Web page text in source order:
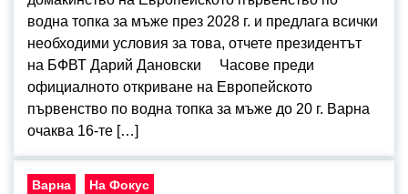
водна топка за мъже през 2028 г. и предлага всички
необходими условия за това, отчете президентът
на БФВТ Дарий Дановски Часове преди
официалното откриване на Европейското
първенство по водна топка за мъже до 20 г. Варна
очаква 16-те […]
Варна На Фокус